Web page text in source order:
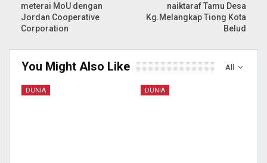
meterai MoU dengan
Jordan Cooperative
Corporation
naiktaraf Tamu Desa
Kg.Melangkap Tiong Kota
Belud
All
You Might Also Like
DUNIA DUNIA